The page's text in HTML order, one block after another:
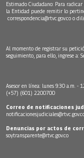
Estimado Ciudadano: Para
la Entidad puede remitir lo
correspondencia@rtvc.gov.co o
Al momento de registrar su
seguimiento, para ello, ingrese a:
Asesor en línea: lunes 9:30 a.m. -
(+57) (601) 2200700
Correo de notificaciones
Denuncias por actos de
soytransparente@rtvc.gov.co